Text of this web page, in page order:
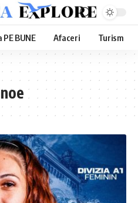
PE BUNE Afaceri Turism